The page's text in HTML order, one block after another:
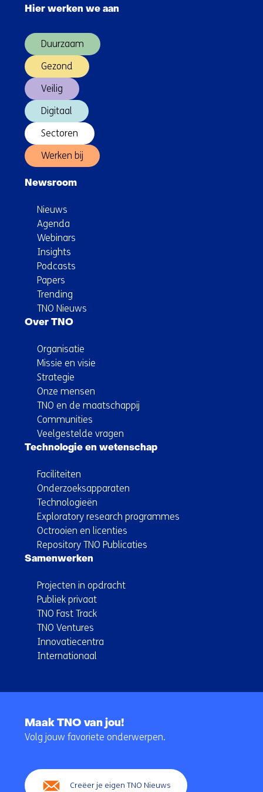
ambulances
Hier werken we aan
Duurzaam
Gezond
Veilig
Digitaal
Sectoren
Werken bij
Newsroom
Nieuws
Agenda
Webinars
Insights
Podcasts
Papers
Trending
TNO Nieuws
Over TNO
Organisatie
Missie en visie
Strategie
Onze mensen
TNO en de maatschappij
Communities
Veelgestelde vragen
Technologie en wetenschap
Faciliteiten
Onderzoeksapparaten
Technologieën
Exploratory research programmes
Octrooien en licenties
Repository TNO Publicaties
Samenwerken
Projecten in opdracht
Publiek privaat
TNO Fast Track
TNO Ventures
Innovatiecentra
Internationaal
navigatie
Maak TNO van jou!
Volg jouw favoriete onderwerpen.
Creëer je eigen TNO Nieuws